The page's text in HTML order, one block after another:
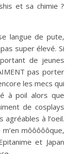
et sa chimie ?
langue de pute,
super élevé. Si
de jeunes
pas porter
les mecs qui
à poil alors que
de cosplays
à l’oeil.
môôôôôque,
et Japan